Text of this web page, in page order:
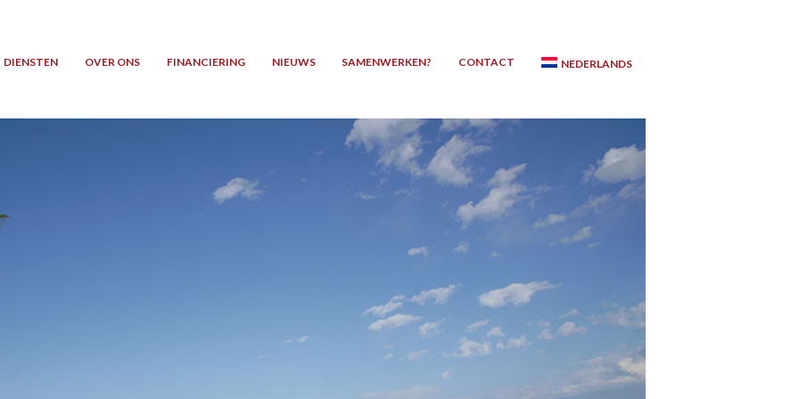
DIENSTEN OVER ONS FINANCIERING NIEUWS SAMENWERKEN? CONTACT NEDERLANDS